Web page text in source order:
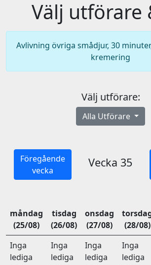
Välj utförare
Avlivning övriga smådjur, 30
kremering
Välj utförare:
Alla Utförare
Föregående
vecka
Vecka 35
måndag
(25/08)
tisdag
(26/08)
onsdag
(27/08)
(28/08)
Inga
lediga
Inga
lediga
Inga
lediga
Inga
lediga